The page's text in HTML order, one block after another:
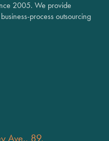
2005. We provide
process outsourcing
Ave., 89,